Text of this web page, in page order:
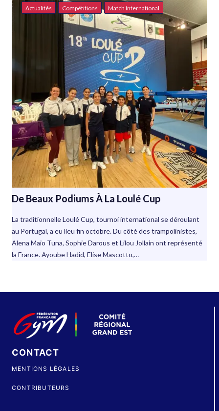
Actualités Compétitions Match International
De Beaux Podiums À La Loulé Cup
La traditionnelle Loulé Cup, tournoi international se déroulant
au Portugal, a eu lieu fin octobre. Du côté des trampolinistes,
Alena Maio Tuna, Sophie Darous et Lilou Jollain ont représenté
la France. Ayoube Hadid, Elise Mascotto,…
CONTACT
MENTIONS LÉGALES
CONTRIBUTEURS